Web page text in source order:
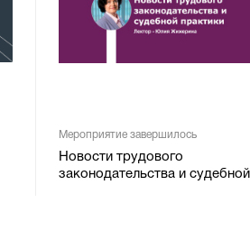
Мероприятие завершилось
Новости трудового
законодательства и судебной